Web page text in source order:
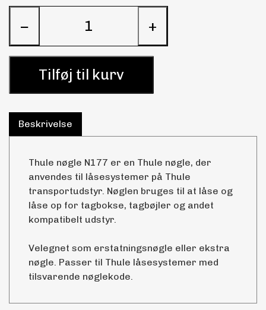
− +
Tilføj til kurv
Beskrivelse
Thule nøgle N177 er en Thule nøgle, der
anvendes til låsesystemer på Thule
transportudstyr. Nøglen bruges til at låse og
låse op for tagbokse, tagbøjler og andet
kompatibelt udstyr.
Velegnet som erstatningsnøgle eller ekstra
nøgle. Passer til Thule låsesystemer med
tilsvarende nøglekode.